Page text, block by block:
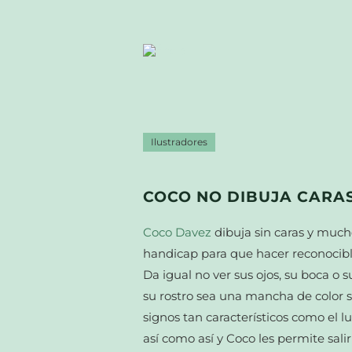
Ilustradores
COCO NO DIBUJA
Coco Davez dibuja sin caras y
handicap para que hacer
Da igual no ver sus ojos, su boca o
su rostro sea una mancha de color
signos tan característicos como el
así como así y Coco les permite